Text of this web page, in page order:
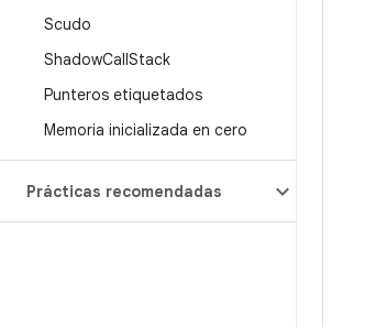
Scudo
ShadowCallStack
Punteros etiquetados
Memoria inicializada en cero
Prácticas recomendadas